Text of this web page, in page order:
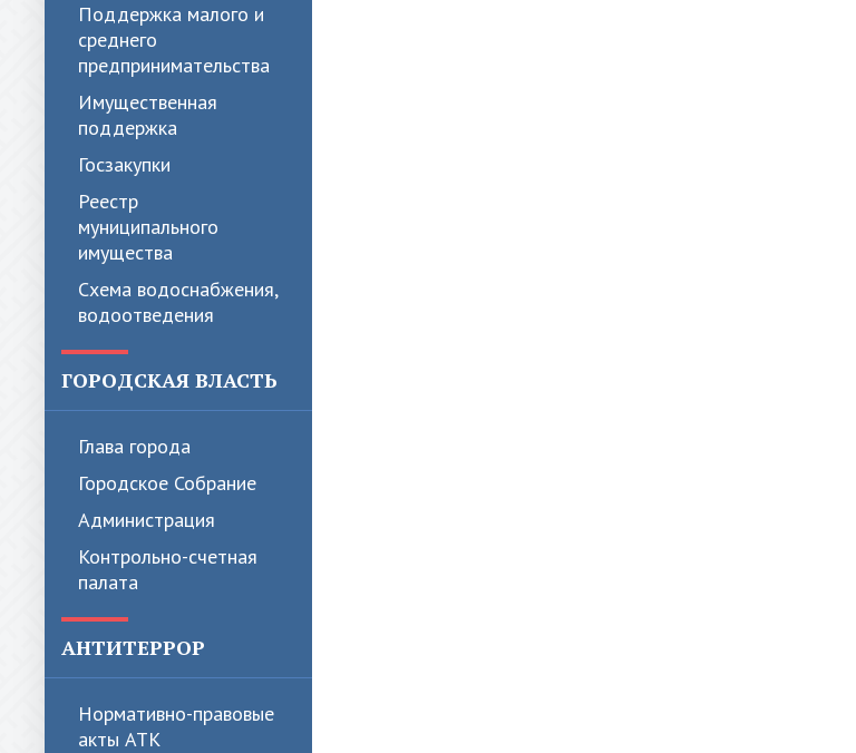
Поддержка малого и
среднего
предпринимательства
Имущественная
поддержка
Госзакупки
Реестр
муниципального
имущества
Схема водоснабжения,
водоотведения
ГОРОДСКАЯ ВЛАСТЬ
Глава города
Городское Собрание
Администрация
Контрольно-счетная
палата
АНТИТЕРРОР
Нормативно-правовые
акты АТК